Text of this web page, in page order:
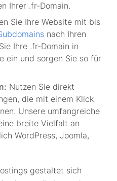
Ihrer .fr-Domain.
Sie Ihre Website mit bis
nach Ihren
Ihre .fr-Domain in
ein und sorgen Sie so für
Nutzen Sie direkt
die mit einem Klick
Unsere umfangreiche
breite Vielfalt an
WordPress, Joomla,
gestaltet sich